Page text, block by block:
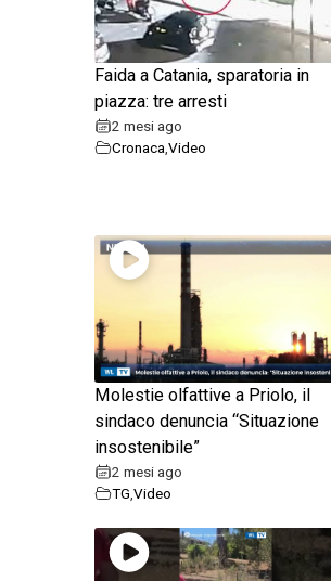
Faida a Catania, sparatoria in
piazza: tre arresti
2 mesi ago
Cronaca Video
Molestie olfattive a Priolo, il
sindaco denuncia “Situazione
insostenibile”
2 mesi ago
TG Video